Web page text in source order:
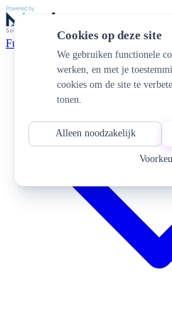
Cookies op deze site
We gebruiken functionele
werken, en met je
cookies om de site te
tonen.
Alleen noodzakelijk
Functionaliteiten